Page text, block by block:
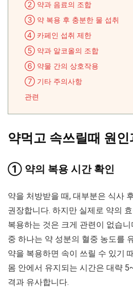
② 약과 음료의 조합
③ 약 복용 후 충분한 물 섭취
④ 카페인 섭취 제한
⑤ 약과 알코올의 조합
⑥ 약물 간의 상호작용
⑦ 기타 주의사항
관련
약먹고 속쓰릴때 원
① 약의 복용 시간 확인
약을 처방받을 때, 대부분은 식사
권장합니다. 하지만 실제로 약의
복용하는 것은 크게 관련이 없습
중 하나는 약 성분의 혈중 농도를
약을 복용하면 속이 쓰릴 수 있기
몸 안에서 유지되는 시간은 대략
격과 유사합니다.